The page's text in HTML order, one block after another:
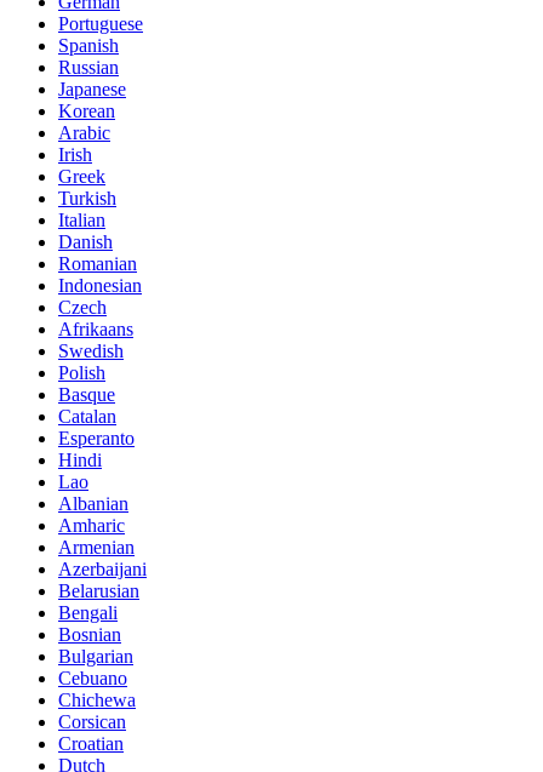
Portuguese
Spanish
Russian
Japanese
Korean
Arabic
Irish
Greek
Turkish
Italian
Danish
Romanian
Indonesian
Czech
Afrikaans
Swedish
Polish
Basque
Catalan
Esperanto
Hindi
Lao
Albanian
Amharic
Armenian
Azerbaijani
Belarusian
Bengali
Bosnian
Bulgarian
Cebuano
Chichewa
Corsican
Croatian
Dutch